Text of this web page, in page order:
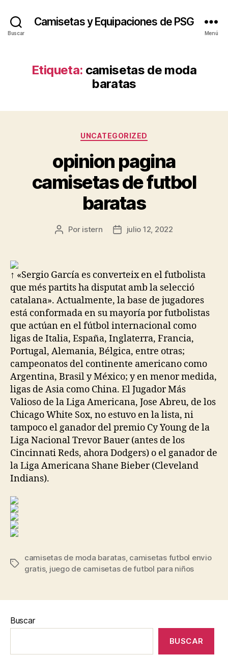
Buscar
Camisetas y Equipaciones de PSG
Menú
Etiqueta: camisetas de moda
baratas
Categorías
UNCATEGORIZED
opinion pagina
camisetas de futbol
baratas
Autor
Por istern
Fechajulio 12, 2022
↑ «Sergio García es converteix en el futbolista
que més partits ha disputat amb la selecció
catalana». Actualmente, la base de jugadores
está conformada en su mayoría por futbolistas
que actúan en el fútbol internacional como
ligas de Italia, España, Inglaterra, Francia,
Portugal, Alemania, Bélgica, entre otras;
campeonatos del continente americano como
Argentina, Brasil y México; y en menor medida,
ligas de Asia como China. El Jugador Más
Valioso de la Liga Americana, Jose Abreu, de los
Chicago White Sox, no estuvo en la lista, ni
tampoco el ganador del premio Cy Young de la
Liga Nacional Trevor Bauer (antes de los
Cincinnati Reds, ahora Dodgers) o el ganador de
la Liga Americana Shane Bieber (Cleveland
Indians).
Etiquetas
camisetas de moda baratas, camisetas futbol envio
gratis, juego de camisetas de futbol para niños
Buscar
BUSCAR